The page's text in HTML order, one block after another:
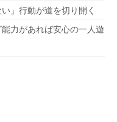
」行動が道を切り開く
力があれば安心の一人遊